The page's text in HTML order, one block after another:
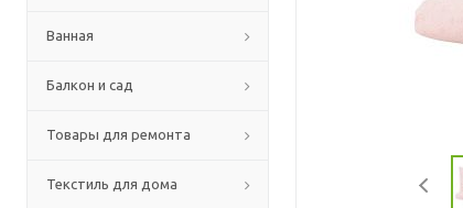
Ванная
Балкон и сад
Товары для ремонта
Текстиль для дома